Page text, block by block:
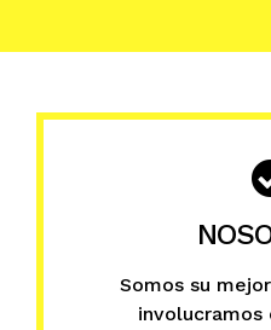
Somos su
involucramos